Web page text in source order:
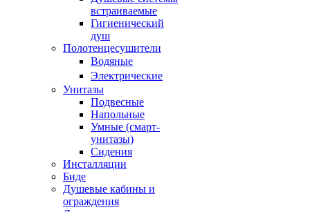
встраиваемые
Гигиенический
душ
Полотенцесушители
ㅤВодяные
ㅤЭлектрические
Унитазы
Подвесные
Напольные
Умные (смарт-
унитазы)
Сидения
Инсталляции
Биде
Душевые кабины и
ограждения